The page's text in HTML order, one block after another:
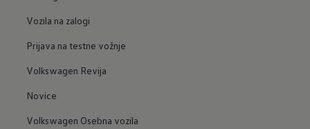
Vozila na zalogi
Prijava na testne vožnje
Volkswagen Revija
Novice
Volkswagen Osebna vozila